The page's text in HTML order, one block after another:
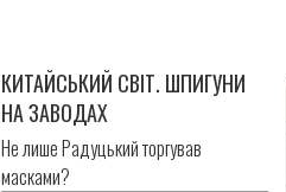
КИТАЙСЬКИЙ СВІТ. ШПИГУНИ
НА ЗАВОДАХ
Не лише Радуцький торгував
масками?